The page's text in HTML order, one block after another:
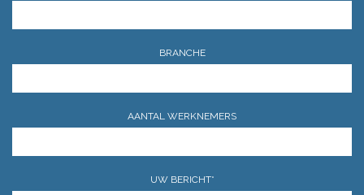
BRANCHE
AANTAL WERKNEMERS
UW BERICHT*